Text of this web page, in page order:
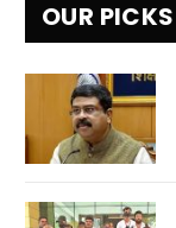
OUR PICKS